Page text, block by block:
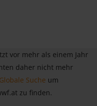
vor mehr als einem Jahr
daher nicht mehr
Globale Suche um
zu finden.